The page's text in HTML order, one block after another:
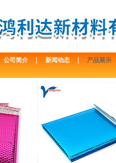
公司简介 | 新闻动态 | 产品展示